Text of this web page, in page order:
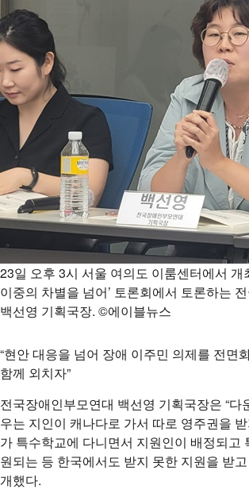
23일 오후 3시 서울 여의도 이룸센터에서 개
이중의 차별을 넘어’ 토론회에서 토론하는
백선영 기획국장. ©에이블뉴스
“현안 대응을 넘어 장애 이주민 의제를 전면
함께 외치자”
전국장애인부모연대 백선영 기획국장은 “다
우는 지인이 캐나다로 가서 따로 영주권을
가 특수학교에 다니면서 지원인이 배정되고
원되는 등 한국에서도 받지 못한 지원을 받
개했다.